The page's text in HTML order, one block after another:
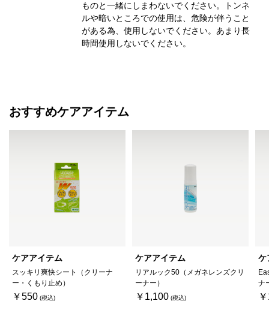
ものと一緒にしまわないでください。トンネ
ルや暗いところでの使用は、危険が伴うこと
がある為、使用しないでください。あまり長
時間使用しないでください。
おすすめケアアイテム
ケアアイテム
スッキリ爽快シート（クリーナ
ー・くもり止め）
￥550
ケアアイテム
リアルック50（メガネレンズクリ
ーナー）
￥1,100
ケ
ナ